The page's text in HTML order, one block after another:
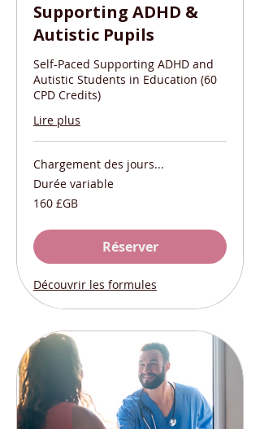
Supporting ADHD &
Autistic Pupils
Self-Paced Supporting ADHD and
Autistic Students in Education (60
CPD Credits)
Lire plus
Chargement des jours...
Durée variable
160
livres
160 £GB
Réserver
Découvrir les formules